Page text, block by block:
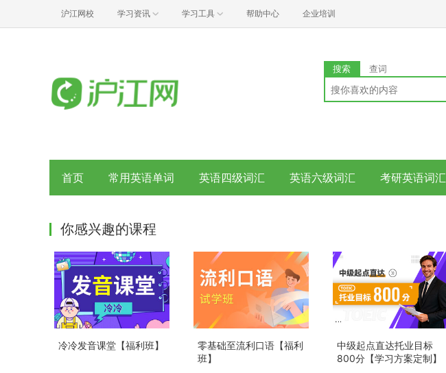
沪江网校 学习资讯 学习工具 帮助中心 企业培训
搜索 查词
首页 常用英语单词 英语四级词汇 英语六级词汇 考研英语词汇
你感兴趣的课程
冷冷发音课堂【福利班】
零基础至流利口语【福利
班】
中级起点直达托业目标
800分【学习方案定制】